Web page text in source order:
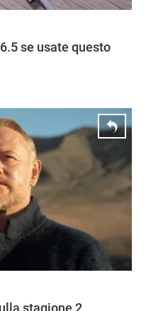
se usate questo
stagione 2